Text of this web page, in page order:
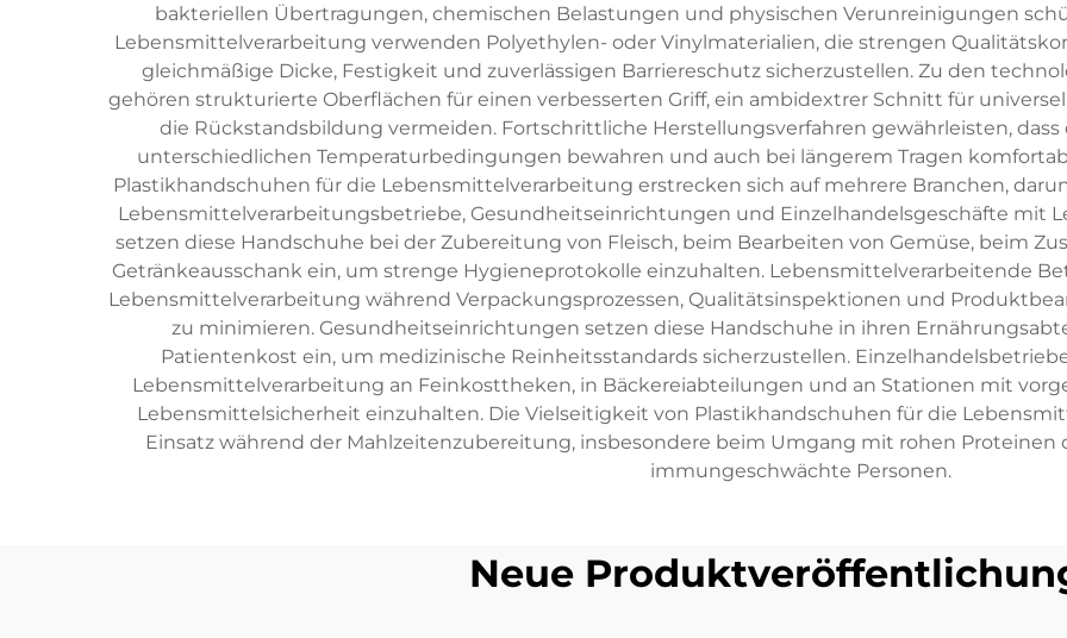
bakteriellen Übertragungen, chemischen Belastungen und physischen Verunreinigungen
Lebensmittelverarbeitung verwenden Polyethylen- oder Vinylmaterialien, die strengen
gleichmäßige Dicke, Festigkeit und zuverlässigen Barriereschutz sicherzustellen. Zu den
gehören strukturierte Oberflächen für einen verbesserten Griff, ein ambidextrer Schnitt für
die Rückstandsbildung vermeiden. Fortschrittliche Herstellungsverfahren gewährleisten,
unterschiedlichen Temperaturbedingungen bewahren und auch bei längerem Tragen
Plastikhandschuhen für die Lebensmittelverarbeitung erstrecken sich auf mehrere Branchen,
Lebensmittelverarbeitungsbetriebe, Gesundheitseinrichtungen und Einzelhandelsgeschäfte mit
setzen diese Handschuhe bei der Zubereitung von Fleisch, beim Bearbeiten von Gemüse, beim
Getränkeausschank ein, um strenge Hygieneprotokolle einzuhalten. Lebensmittelverarbeitende
Lebensmittelverarbeitung während Verpackungsprozessen, Qualitätsinspektionen und
zu minimieren. Gesundheitseinrichtungen setzen diese Handschuhe in ihren
Patientenkost ein, um medizinische Reinheitsstandards sicherzustellen.
Lebensmittelverarbeitung an Feinkosttheken, in Bäckereiabteilungen und an Stationen mit
Lebensmittelsicherheit einzuhalten. Die Vielseitigkeit von Plastikhandschuhen für die
Einsatz während der Mahlzeitenzubereitung, insbesondere beim Umgang mit rohen Proteinen
immungeschwächte Personen.
Neue